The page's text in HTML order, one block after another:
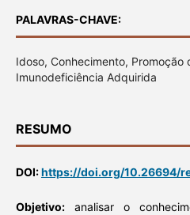
PALAVRAS-CHAVE:
Idoso, Conhecimento, Promoção
Imunodeficiência Adquirida
RESUMO
DOI:https://doi.org/10.26694/
Objetivo:analisar o